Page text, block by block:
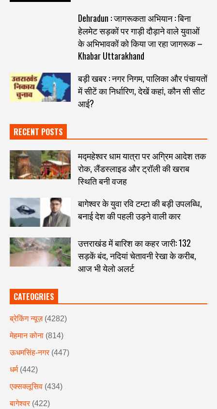
Dehradun : जागरूकता अभियान : बिना
हेलमेट सड़कों पर गाड़ी दौड़ाने वाले युवाओं
के अभिभावकों को किया जा रहा जागरूक –
Khabar Uttarakhand
बड़ी खबर : नगर निगम, पालिका और पंचायतों
में सीटें का निर्धारिण, देखें कहां, कौन सी सीट
आई?
RECENT POSTS
मद्महेश्वर धाम यात्रा पर अग्रिम आदेश तक
रोक, लैंडस्लाइड और ट्रॉली की खराब
स्थिति बनी वजह
बागेश्वर के युवा रवि टम्टा की बड़ी उपलब्धि,
बनाई देश की पहली उड़ने वाली कार
उत्तराखंड में बारिश का कहर जारी: 132
सड़कें बंद, नदियां चेतावनी रेखा के करीब,
आज भी येलो अलर्ट
CATEOGRIES
ब्रेकिंग न्यूज़ (4282)
मेहमान कोना (814)
ऊधमसिंह-नगर (447)
धर्म (442)
एक्सक्लूसिव (434)
बागेश्वर (422)